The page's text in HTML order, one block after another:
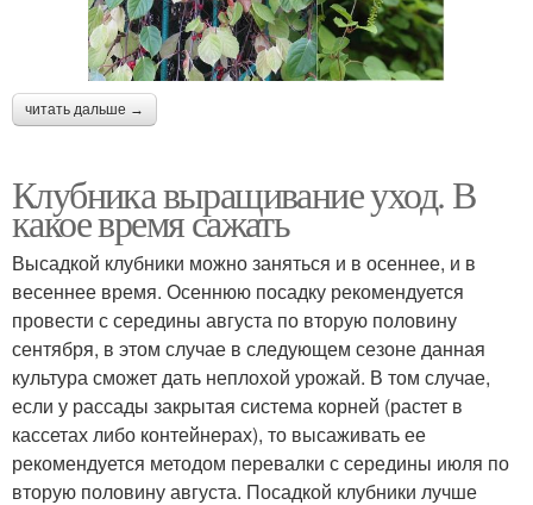
читать дальше →
Клубника выращивание уход. В
какое время сажать
Высадкой клубники можно заняться и в осеннее, и в
весеннее время. Осеннюю посадку рекомендуется
провести с середины августа по вторую половину
сентября, в этом случае в следующем сезоне данная
культура сможет дать неплохой урожай. В том случае,
если у рассады закрытая система корней (растет в
кассетах либо контейнерах), то высаживать ее
рекомендуется методом перевалки с середины июля по
вторую половину августа. Посадкой клубники лучше